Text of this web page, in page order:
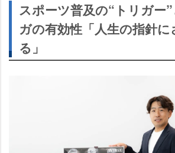
スポーツ普及の“トリガー
ガの有効性「人生の指針
る」